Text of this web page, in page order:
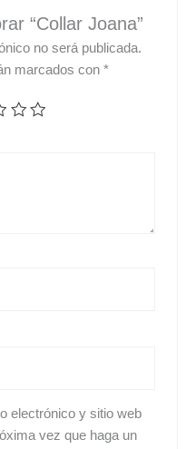
“Collar Joana”
no será publicada.
marcados con*
electrónico y sitio web
vez que haga un